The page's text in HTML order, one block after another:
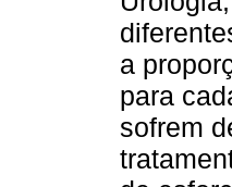
a
para
sofrem